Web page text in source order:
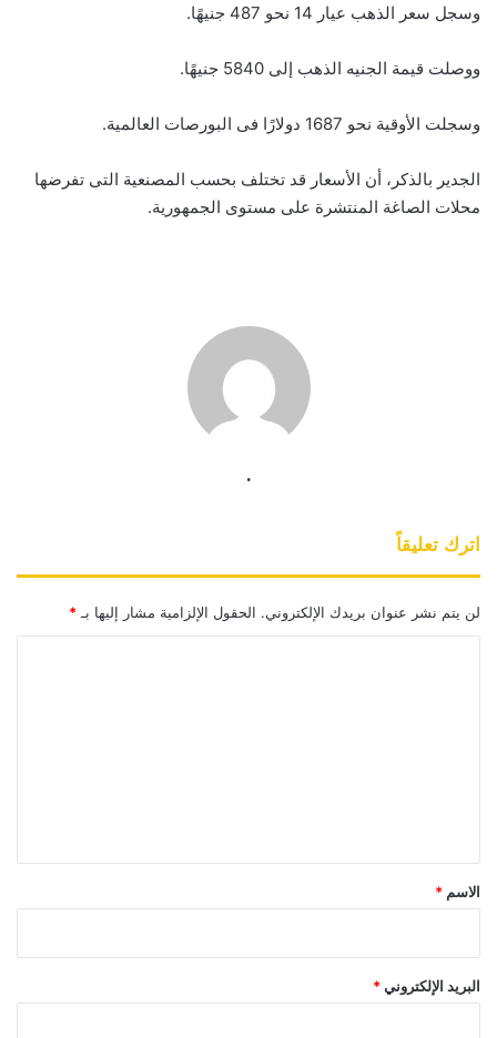
وسجل سعر الذهب عيار 14 نحو 487 جنيهًا.
ووصلت قيمة الجنيه الذهب إلى 5840 جنيهًا.
وسجلت الأوقية نحو 1687 دولارًا فى البورصات العالمية.
الجدير بالذكر، أن الأسعار قد تختلف بحسب المصنعية التى تفرضها
محلات الصاغة المنتشرة على مستوى الجمهورية.
.
اترك تعليقاً
لن يتم نشر عنوان بريدك الإلكتروني. الحقول الإلزامية مشار إليها بـ *
*
الاسم *
البريد الإلكتروني *